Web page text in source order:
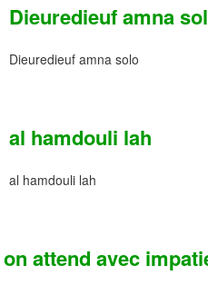
Dieuredieuf amna
Dieuredieuf amna solo
al hamdouli lah
al hamdouli lah
on attend avec